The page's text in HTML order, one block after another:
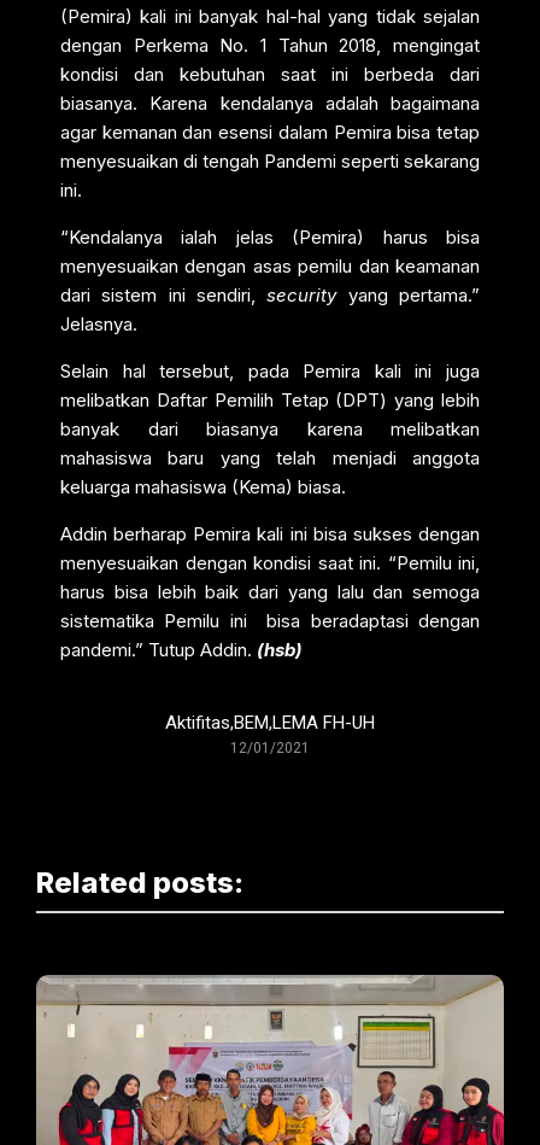
(Pemira) kali ini banyak hal-hal yang tidak sejalan
dengan Perkema No. 1 Tahun 2018, mengingat
kondisi dan kebutuhan saat ini berbeda dari
biasanya. Karena kendalanya adalah bagaimana
agar kemanan dan esensi dalam Pemira bisa tetap
menyesuaikan di tengah Pandemi seperti sekarang
ini.
“Kendalanya ialah jelas (Pemira) harus bisa
menyesuaikan dengan asas pemilu dan keamanan
dari sistem ini sendiri,securityyang pertama.”
Jelasnya.
Selain hal tersebut, pada Pemira kali ini juga
melibatkan Daftar Pemilih Tetap (DPT) yang lebih
banyak dari biasanya karena melibatkan
mahasiswa baru yang telah menjadi anggota
keluarga mahasiswa (Kema) biasa.
Addin berharap Pemira kali ini bisa sukses dengan
menyesuaikan dengan kondisi saat ini. “Pemilu ini,
harus bisa lebih baik dari yang lalu dan semoga
sistematika Pemilu ini bisa beradaptasi dengan
pandemi.” Tutup Addin. (hsb)
Aktifitas,BEM,LEMA FH-UH
12/01/2021
Related posts: